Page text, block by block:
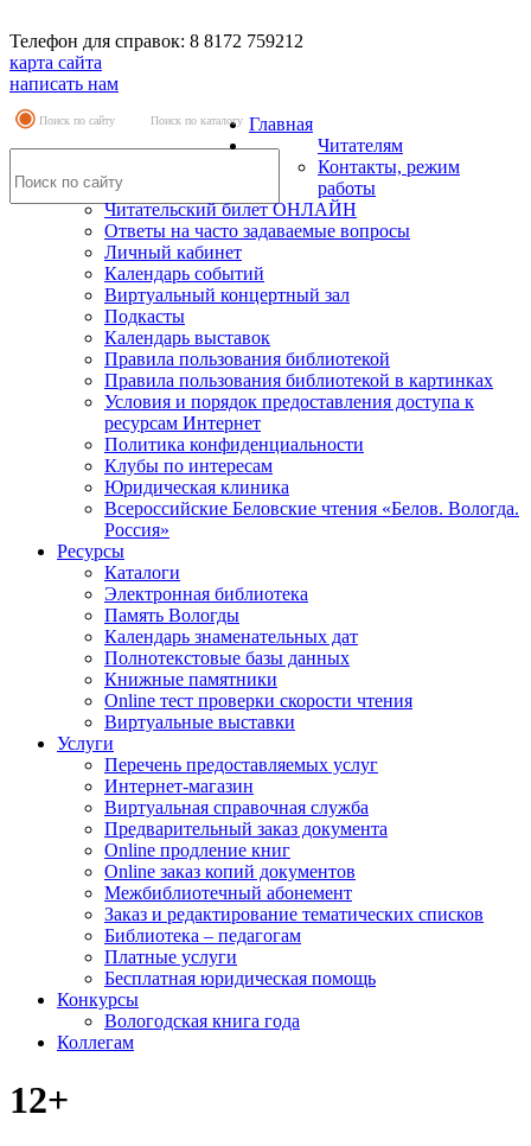
Телефон для справок: 8 8172 759212
карта сайта
написать нам
Поиск по сайту Поиск по каталогу Главная
Читателям
Контакты, режим
работы
Читательский билет ОНЛАЙН
Ответы на часто задаваемые вопросы
Личный кабинет
Календарь событий
Виртуальный концертный зал
Подкасты
Календарь выставок
Правила пользования библиотекой
Правила пользования библиотекой в картинках
Условия и порядок предоставления доступа к
ресурсам Интернет
Политика конфиденциальности
Клубы по интересам
Юридическая клиника
Всероссийские Беловские чтения «Белов. Вологда.
Россия»
Ресурсы
Каталоги
Электронная библиотека
Память Вологды
Календарь знаменательных дат
Полнотекстовые базы данных
Книжные памятники
Online тест проверки скорости чтения
Виртуальные выставки
Услуги
Перечень предоставляемых услуг
Интернет-магазин
Виртуальная справочная служба
Предварительный заказ документа
Online продление книг
Online заказ копий документов
Межбиблиотечный абонемент
Заказ и редактирование тематических списков
Библиотека – педагогам
Платные услуги
Бесплатная юридическая помощь
Конкурсы
Вологодская книга года
Коллегам
12+